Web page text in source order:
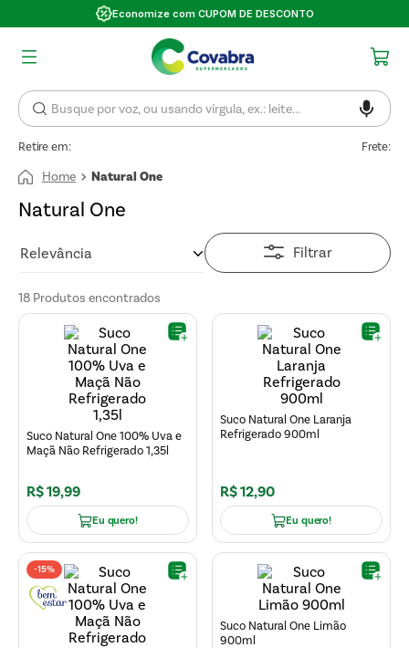
Economize com CUPOM DE DESCONTO
Retire em: Frete:
Natural One
Natural One
Relevância Filtrar
18 Produtos
Suco Natural One 100% Uva e
Maçã Não Refrigerado 1,35l
R$19,99
Eu quero!
Suco Natural One Laranja
Refrigerado 900ml
R$12,90
Eu quero!
-15%
Suco Natural One Limão
900ml